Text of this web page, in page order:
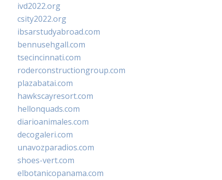
ivd2022.org
csity2022.org
ibsarstudyabroad.com
bennusehgall.com
tsecincinnati.com
roderconstructiongroup.com
plazabatai.com
hawkscayresort.com
hellonquads.com
diarioanimales.com
decogaleri.com
unavozparadios.com
shoes-vert.com
elbotanicopanama.com